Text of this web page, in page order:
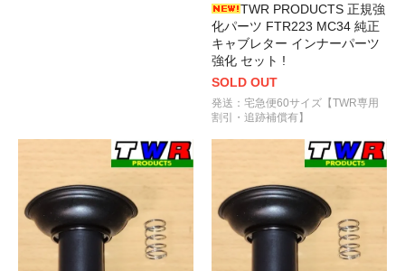
TWR PRODUCTS 正規強
化パーツ FTR223 MC34 純正
キャブレター インナーパーツ
強化 セット !
SOLD OUT
発送：宅急便60サイズ【TWR専用
割引・追跡補償有】